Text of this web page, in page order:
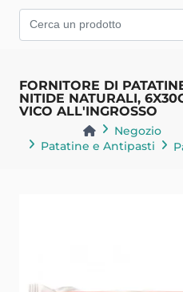
FORNITORE DI
NITIDE NATURALI,
VICO ALL'INGROSSO
Negozio
Patatine e Antipasti
Negozio